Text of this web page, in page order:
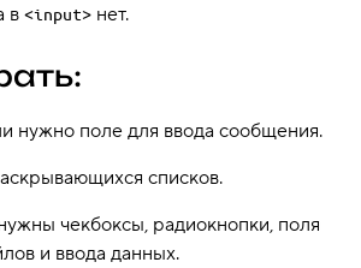
в <input> нет.
нужно поле для ввода сообщения.
списков.
чекбоксы, радиокнопки, поля
и ввода данных.